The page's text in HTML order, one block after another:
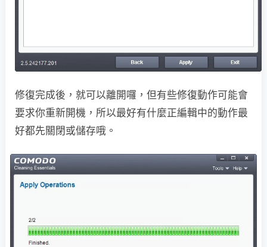
修復完成後，就可以離開囉，但有些修復動作可能會
要求你重新開機，所以最好有什麼正編輯中的動作最
好都先關閉或儲存哦。